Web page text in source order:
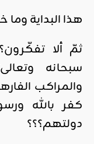
هذا البداية
ثمّ ألا
سبحانه
والمراكب
كفر بالله
دولتهم؟؟؟